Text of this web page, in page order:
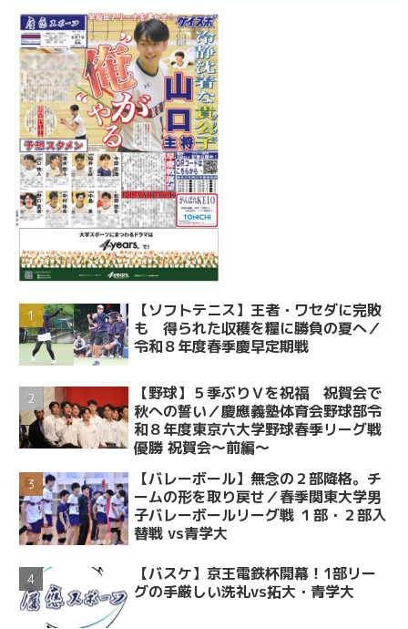
【ソフトテニス】王者・ワセダに完敗
も 得られた収穫を糧に勝負の夏へ／
令和８年度春季慶早定期戦
【野球】５季ぶりＶを祝福 祝賀会で
秋への誓い／慶應義塾体育会野球部令
和８年度東京六大学野球春季リーグ戦
優勝 祝賀会～前編～
【バレーボール】無念の２部降格。チ
ームの形を取り戻せ／春季関東大学男
子バレーボールリーグ戦 １部・２部入
替戦 vs青学大
【バスケ】京王電鉄杯開幕！1部リー
グの手厳しい洗礼vs拓大・青学大